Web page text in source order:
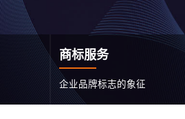
商标服务
企业品牌标志的象征